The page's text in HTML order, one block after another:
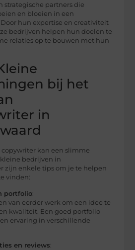
strategische partners die
en bloeien in een
hun expertise en creativiteit
bedrijven helpen hun doelen te
relaties op te bouwen met hun
bij het
in
kan een slimme
bedrijven in
zijn enkele tips om je te helpen
vinden:
portfolio:
van eerder werk om een idee te
kwaliteit. Een goed portfolio
ervaring in verschillende
en reviews: